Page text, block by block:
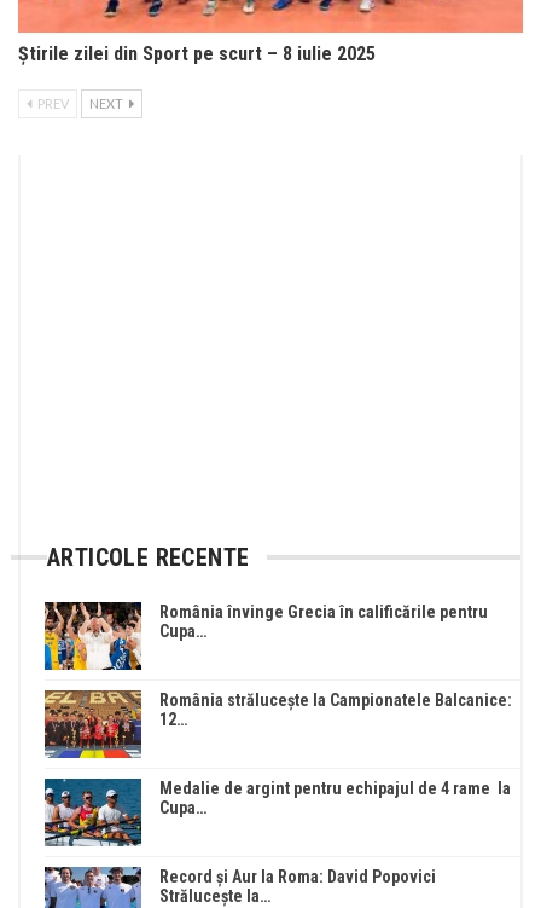
Știrile zilei din Sport pe scurt – 8 iulie 2025
PREV NEXT
ARTICOLE RECENTE
România învinge Grecia în calificările pentru
Cupa…
România strălucește la Campionatele Balcanice:
12…
Medalie de argint pentru echipajul de 4 rame la
Cupa…
Record și Aur la Roma: David Popovici
Strălucește la…